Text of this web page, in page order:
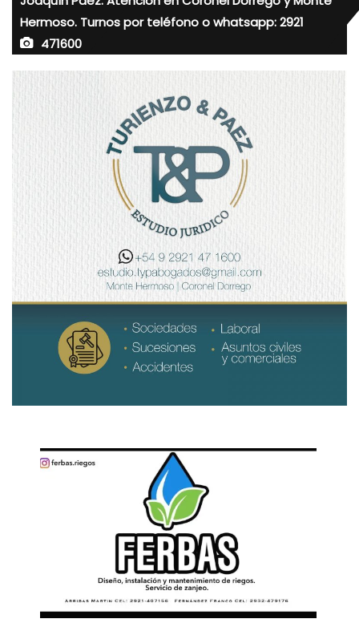
Hermoso. Turnos por teléfono o whatsapp: 2921
471600